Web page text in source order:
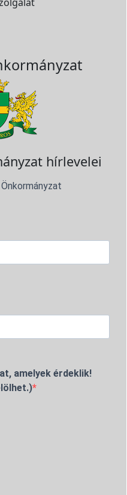
hírlevelei
amelyek érdeklik!